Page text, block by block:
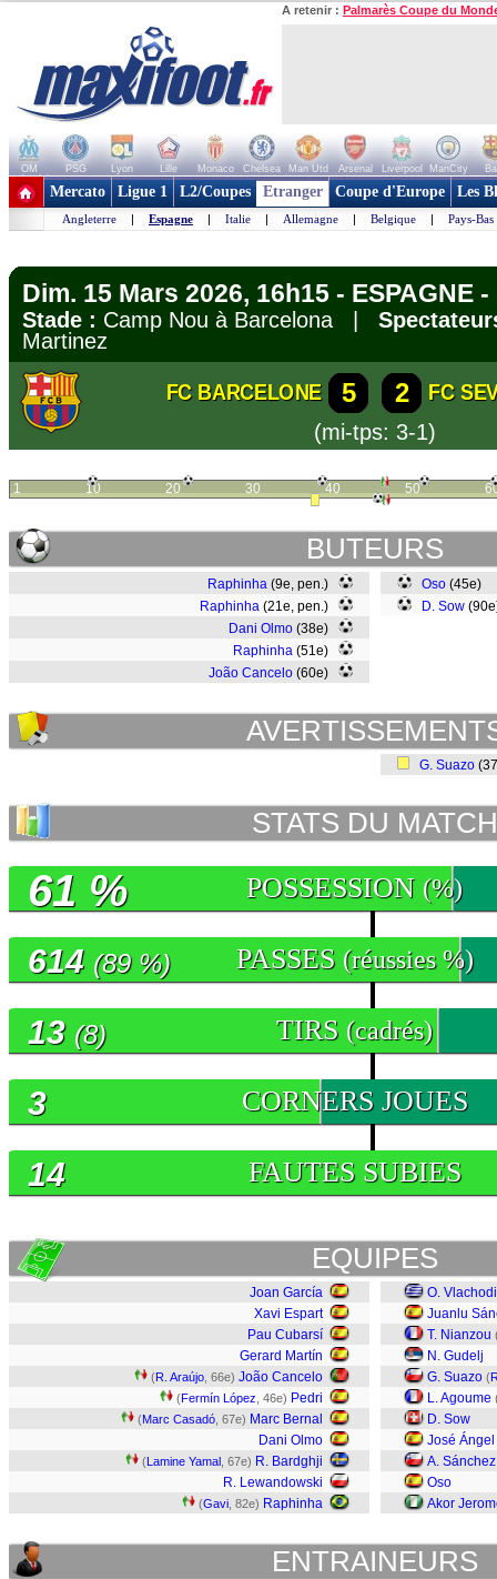
A retenir : Palmarès Coupe du
OM PSG Lyon Lille Monaco Chelsea Man Utd Arsenal Liverpool ManCity
+ de clubs
Mercato Ligue 1 L2/Coupes Etranger Coupe d'Europe Les
Angleterre | Espagne | Italie | Allemagne | Belgique | Pays-Bas
Dim. 15 Mars 2026, 16h15 - ESPAGNE
Stade : Camp Nou à Barcelona |
Martinez
FC BARCELONE 5 2
FC
(mi-tps: 3-1)
1 10 20 30 40 50
BUTEURS
Raphinha (9e, pen.)
Raphinha (21e, pen.)
Dani Olmo (38e)
Raphinha (51e)
João Cancelo (60e)
Oso (45e)
D. Sow
G. Suazo
STATS DU MATCH
POSSESSION (%)
61 %
PASSES (réussies %)
614 (89 %)
TIRS (cadrés)
13 (8)
CORNERS JOUES
3
FAUTES SUBIES
14
EQUIPES
Joan García
Xavi Espart
Pau Cubarsí
Gerard Martín
(R. Araújo , 66e) João Cancelo
(Fermín López , 46e) Pedri
(Marc Casadó , 67e) Marc Bernal
Dani Olmo
(Lamine Yamal , 67e) R. Bardghji
R. Lewandowski
(Gavi , 82e) Raphinha
O.
Juanlu
T. Nianzou
N. Gudelj
G. Suazo (
L. Agoume
D. Sow
José
A. Sánchez
Oso
Akor
ENTRAINEURS